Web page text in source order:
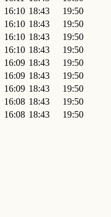
16:10 18:43
19:50
16:10 18:43
19:50
16:10 18:43
19:50
16:10 18:43
19:50
16:09 18:43
19:50
16:09 18:43
19:50
16:09 18:43
19:50
16:08 18:43
19:50
16:08 18:43 19:50